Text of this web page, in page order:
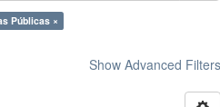
Públicas ×
Show Advanced Filters